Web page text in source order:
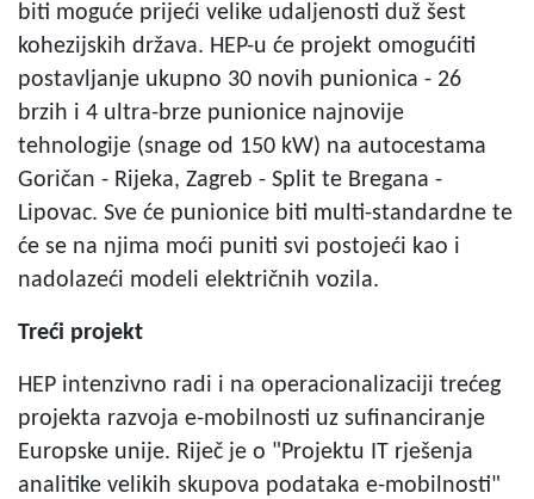
biti moguće prijeći velike udaljenosti duž šest
kohezijskih država. HEP-u će projekt omogućiti
postavljanje ukupno 30 novih punionica - 26
brzih i 4 ultra-brze punionice najnovije
tehnologije (snage od 150 kW) na autocestama
Goričan - Rijeka, Zagreb - Split te Bregana -
Lipovac. Sve će punionice biti multi-standardne te
će se na njima moći puniti svi postojeći kao i
nadolazeći modeli električnih vozila.
Treći projekt
HEP intenzivno radi i na operacionalizaciji trećeg
projekta razvoja e-mobilnosti uz sufinanciranje
Europske unije. Riječ je o "Projektu IT rješenja
analitike velikih skupova podataka e-mobilnosti"